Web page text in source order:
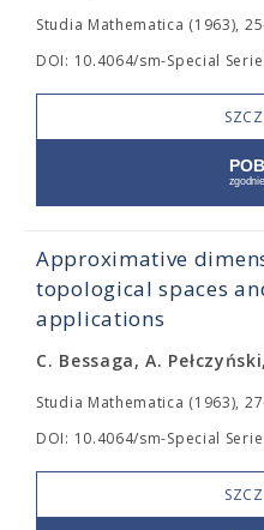
Studia Mathematica (1963),
DOI: 10.4064/sm-Special
Approximative
topological spaces
applications
C. Bessaga, A.
Studia Mathematica (1963),
DOI: 10.4064/sm-Special